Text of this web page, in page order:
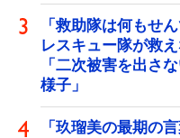
「救助隊は何もせ
レスキュー隊が救
「二次被害を出さ
様子」
「玖瑠美の最期